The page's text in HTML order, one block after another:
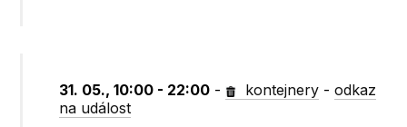
31. 05., 10:00 - 22:00 - kontejnery -odkaz
na událost